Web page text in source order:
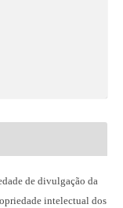
de divulgação da
intelectual dos